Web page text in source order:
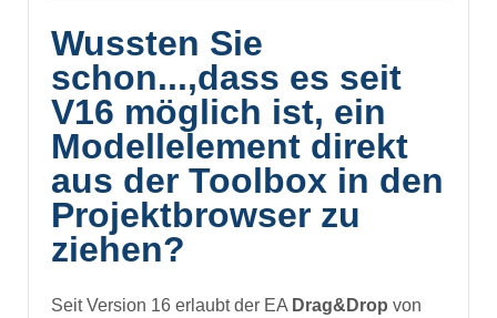
Wussten Sie
schon...,dass es seit
V16 möglich ist, ein
Modellelement direkt
aus der Toolbox in den
Projektbrowser zu
ziehen?
Seit Version 16 erlaubt der EA Drag&Drop von